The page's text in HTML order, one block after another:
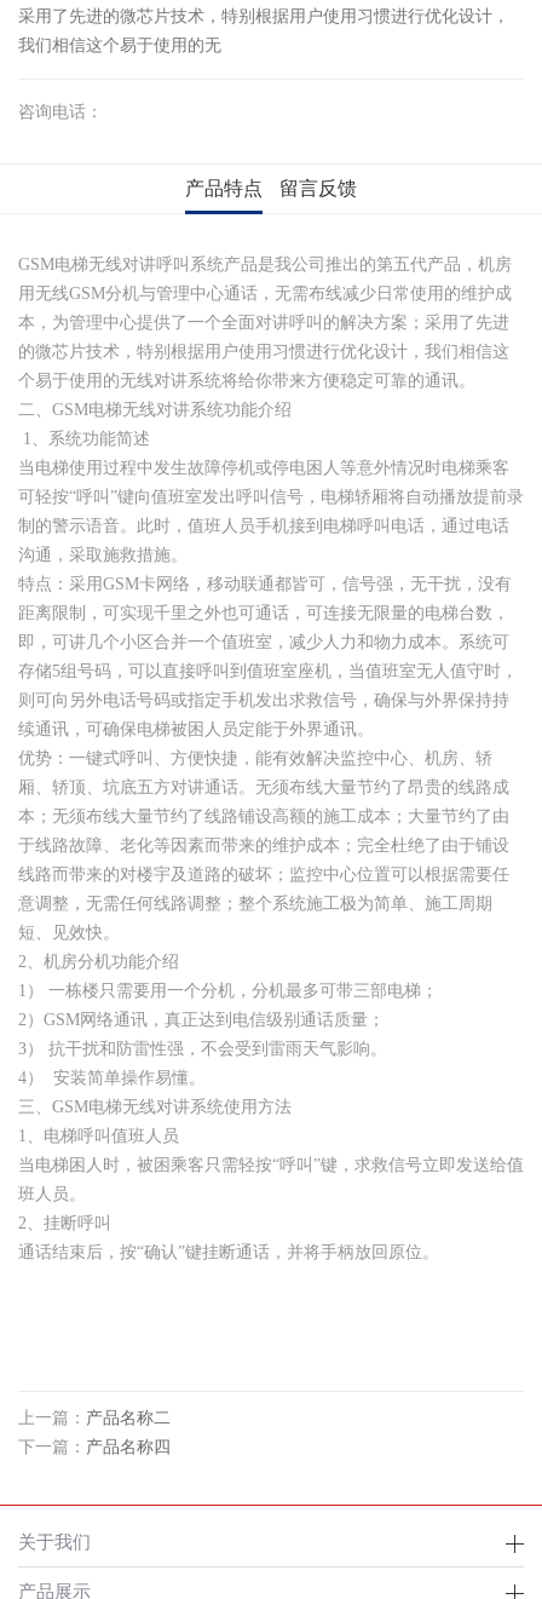
采用了先进的微芯片技术，特别根据用户使用习惯进行优化设计，
我们相信这个易于使用的无
咨询电话：
产品特点 留言反馈
GSM电梯无线对讲呼叫系统产品是我公司推出的第五代产品，机房
用无线GSM分机与管理中心通话，无需布线减少日常使用的维护成
本，为管理中心提供了一个全面对讲呼叫的解决方案；采用了先进
的微芯片技术，特别根据用户使用习惯进行优化设计，我们相信这
个易于使用的无线对讲系统将给你带来方便稳定可靠的通讯。
二、GSM电梯无线对讲系统功能介绍
1、系统功能简述
当电梯使用过程中发生故障停机或停电困人等意外情况时电梯乘客
可轻按“呼叫”键向值班室发出呼叫信号，电梯轿厢将自动播放提前录
制的警示语音。此时，值班人员手机接到电梯呼叫电话，通过电话
沟通，采取施救措施。
特点：采用GSM卡网络，移动联通都皆可，信号强，无干扰，没有
距离限制，可实现千里之外也可通话，可连接无限量的电梯台数，
即，可讲几个小区合并一个值班室，减少人力和物力成本。系统可
存储5组号码，可以直接呼叫到值班室座机，当值班室无人值守时，
则可向另外电话号码或指定手机发出求救信号，确保与外界保持持
续通讯，可确保电梯被困人员定能于外界通讯。
优势：一键式呼叫、方便快捷，能有效解决监控中心、机房、轿
厢、轿顶、坑底五方对讲通话。无须布线大量节约了昂贵的线路成
本；无须布线大量节约了线路铺设高额的施工成本；大量节约了由
于线路故障、老化等因素而带来的维护成本；完全杜绝了由于铺设
线路而带来的对楼宇及道路的破坏；监控中心位置可以根据需要任
意调整，无需任何线路调整；整个系统施工极为简单、施工周期
短、见效快。
2、机房分机功能介绍
1） 一栋楼只需要用一个分机，分机最多可带三部电梯；
2）GSM网络通讯，真正达到电信级别通话质量；
3） 抗干扰和防雷性强，不会受到雷雨天气影响。
4） 安装简单操作易懂。
三、GSM电梯无线对讲系统使用方法
1、电梯呼叫值班人员
当电梯困人时，被困乘客只需轻按“呼叫”键，求救信号立即发送给值
班人员。
2、挂断呼叫
通话结束后，按“确认”键挂断通话，并将手柄放回原位。
上一篇： 产品名称二
下一篇： 产品名称四
关于我们
产品展示